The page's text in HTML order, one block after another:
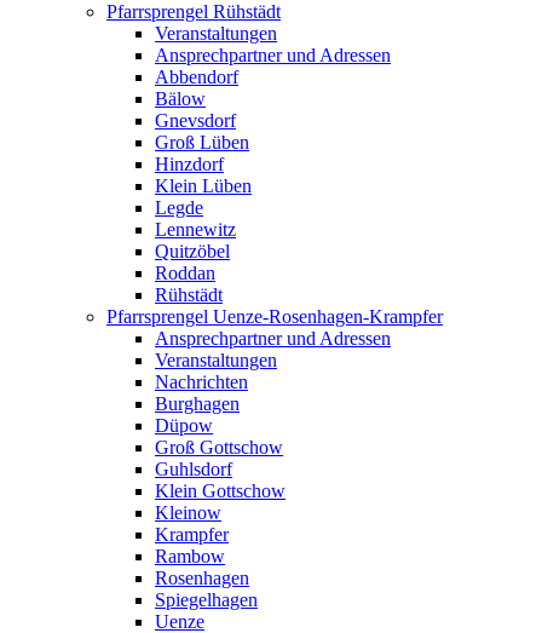
Pfarrsprengel Rühstädt
Veranstaltungen
Ansprechpartner und Adressen
Abbendorf
Bälow
Gnevsdorf
Groß Lüben
Hinzdorf
Klein Lüben
Legde
Lennewitz
Quitzöbel
Roddan
Rühstädt
Pfarrsprengel Uenze-Rosenhagen-Krampfer
Ansprechpartner und Adressen
Veranstaltungen
Nachrichten
Burghagen
Düpow
Groß Gottschow
Guhlsdorf
Klein Gottschow
Kleinow
Krampfer
Rambow
Rosenhagen
Spiegelhagen
Uenze